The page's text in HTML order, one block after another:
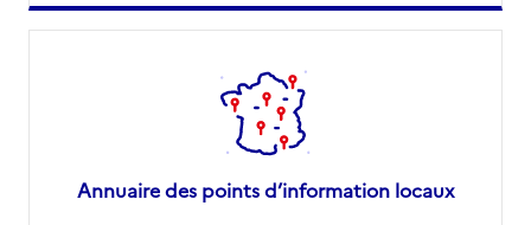
Annuaire des points d’information locaux